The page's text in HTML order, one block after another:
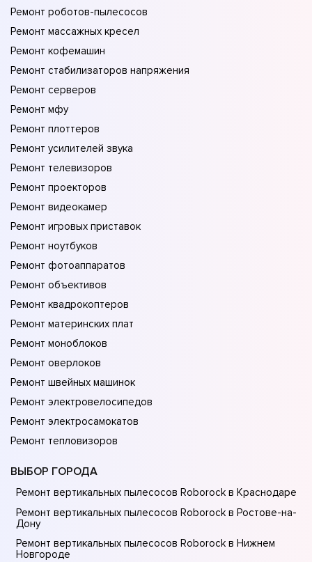
Ремонт роботов-пылесосов
Ремонт массажных кресел
Ремонт кофемашин
Ремонт стабилизаторов напряжения
Ремонт серверов
Ремонт мфу
Ремонт плоттеров
Ремонт усилителей звука
Ремонт телевизоров
Ремонт проекторов
Ремонт видеокамер
Ремонт игровых приставок
Ремонт ноутбуков
Ремонт фотоаппаратов
Ремонт объективов
Ремонт квадрокоптеров
Ремонт материнских плат
Ремонт моноблоков
Ремонт оверлоков
Ремонт швейных машинок
Ремонт электровелосипедов
Ремонт электросамокатов
Ремонт тепловизоров
ВЫБОР ГОРОДА
Ремонт вертикальных пылесосов Roborock в Краснодаре
Ремонт вертикальных пылесосов Roborock в Ростове-на-
Донy
Ремонт вертикальных пылесосов Roborock в Нижнем
Новгороде